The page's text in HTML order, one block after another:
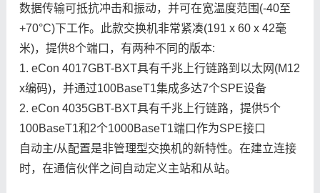
数据传输可抵抗冲击和振动，并可在宽温度范围(-40至
+70°C)下工作。此款交换机非常紧凑(191 x 60 x 42毫
米)，提供8个端口，有两种不同的版本:
1. eCon 4017GBT-BXT具有千兆上行链路到以太网(M12
x编码)，并通过100BaseT1集成多达7个SPE设备
2. eCon 4035GBT-BXT具有千兆上行链路，提供5个
100BaseT1和2个1000BaseT1端口作为SPE接口
自动主/从配置是非管理型交换机的新特性。在建立连接
时，在通信伙伴之间自动定义主站和从站。